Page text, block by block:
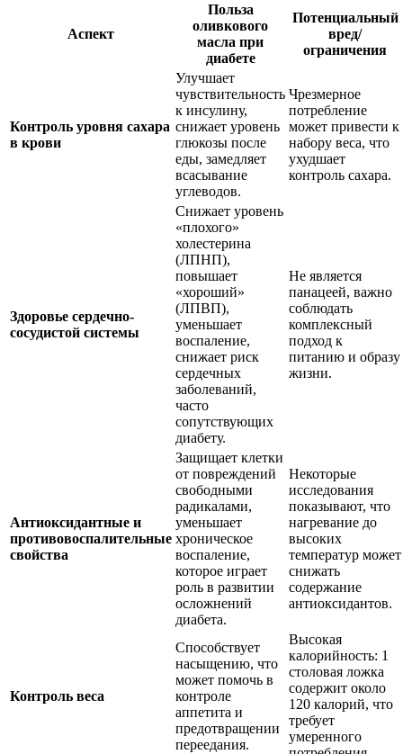
Аспект
Польза
оливкового
масла при
диабете
Потенциальный
вред/
ограничения
Контроль уровня сахара
в крови
Улучшает
чувствительность
к инсулину,
снижает уровень
глюкозы после
еды, замедляет
всасывание
углеводов.
Чрезмерное
потребление
может привести к
набору веса, что
ухудшает
контроль сахара.
Здоровье сердечно-
сосудистой системы
Снижает уровень
«плохого»
холестерина
(ЛПНП),
повышает
«хороший»
(ЛПВП),
уменьшает
воспаление,
снижает риск
сердечных
заболеваний,
часто
сопутствующих
диабету.
Не является
панацеей, важно
соблюдать
комплексный
подход к
питанию и образу
жизни.
Антиоксидантные и
противовоспалительные
свойства
Защищает клетки
от повреждений
свободными
радикалами,
уменьшает
хроническое
воспаление,
которое играет
роль в развитии
осложнений
диабета.
Некоторые
исследования
показывают, что
нагревание до
высоких
температур может
снижать
содержание
антиоксидантов.
Контроль веса
Способствует
насыщению, что
может помочь в
контроле
аппетита и
предотвращении
переедания.
Высокая
калорийность: 1
столовая ложка
содержит около
120 калорий, что
требует
умеренного